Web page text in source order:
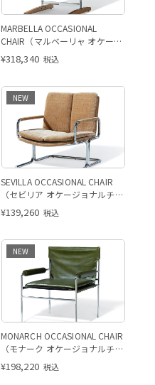
MARBELLA OCCASIONAL
CHAIR（マルベーリャ オケージ
ョナルチェア）
¥318,340 税込
NEW
SEVILLA OCCASIONAL CHAIR
（セビリア オケージョナルチェ
ア）
¥139,260 税込
NEW
MONARCH OCCASIONAL CHAIR
（モナーク オケージョナルチェ
ア）
¥198,220 税込